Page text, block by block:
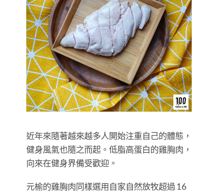
近年來隨著越來越多人開始注重自己的體態，
健身風氣也隨之而起。低脂高蛋白的雞胸肉，
向來在健身界備受歡迎。
元榆的雞胸肉同樣選用自家自然放牧超過 16